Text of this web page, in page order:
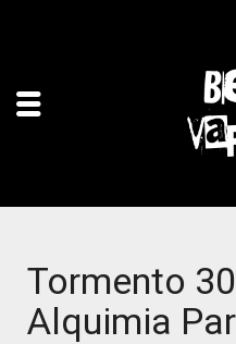
Tormento
Alquimia